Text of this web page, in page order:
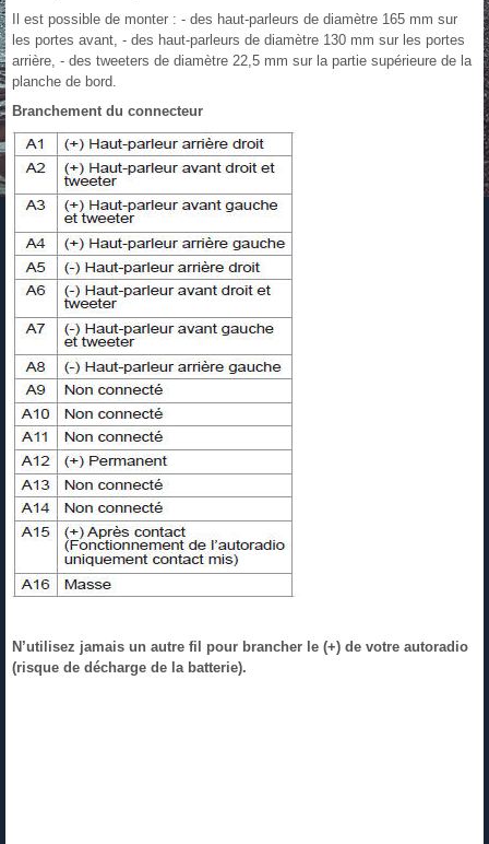
Il est possible de monter : - des haut-parleurs de diamètre 165 mm sur
les portes avant, - des haut-parleurs de diamètre 130 mm sur les portes
arrière, - des tweeters de diamètre 22,5 mm sur la partie supérieure de la
planche de bord.
Branchement du connecteur
N’utilisez jamais un autre fil pour brancher le (+) de votre autoradio
(risque de décharge de la batterie).